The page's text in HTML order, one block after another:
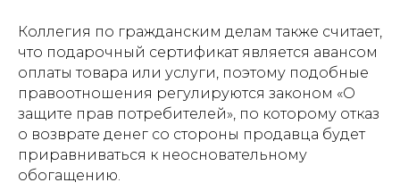
Коллегия по гражданским делам также считает,
что подарочный сертификат является авансом
оплаты товара или услуги, поэтому подобные
правоотношения регулируются законом «О
защите прав потребителей», по которому отказ
о возврате денег со стороны продавца будет
приравниваться к неосновательному
обогащению.